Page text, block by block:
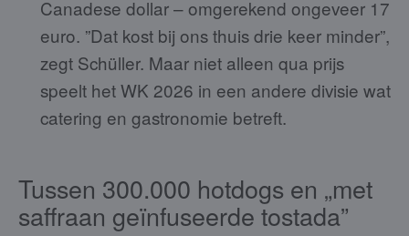
Canadese dollar – omgerekend ongeveer 17
euro. ”Dat kost bij ons thuis drie keer minder”,
zegt Schüller. Maar niet alleen qua prijs
speelt het WK 2026 in een andere divisie wat
catering en gastronomie betreft.
Tussen 300.000 hotdogs en „met
saffraan geïnfuseerde tostada”